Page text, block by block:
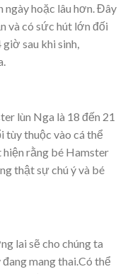
ngày hoặc lâu hơn. Đây
và có sức hút lớn đối
sau khi sinh,
lùn Nga là 18 đến 21
tùy thuộc vào cá thể
hiện rằng bé Hamster
thật sự chú ý và bé
lai sẽ cho chúng ta
mang thai.Có thể